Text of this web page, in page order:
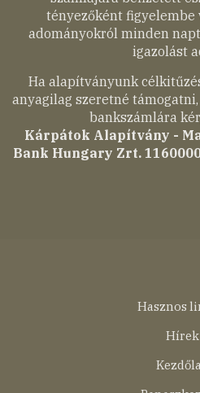
tényezőként figyelembe
adományokról minden
igazolást
Ha alapítványunk
anyagilag szeretné
bankszámlára
Kárpátok Alapítvány -
Bank Hungary Zrt.
Hasznos
Hírek